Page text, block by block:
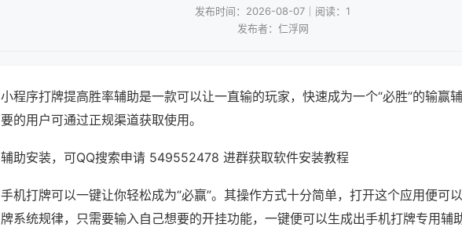
发布时间：2026-08-07｜阅读：1
发布者：仁浮网
小程序打牌提高胜率辅助是一款可以让一直输的玩家，快速成为一个“必胜”的输赢
要的用户可通过正规渠道获取使用。
辅助安装，可QQ搜索申请 549552478 进群获取软件安装教程
手机打牌可以一键让你轻松成为“必赢”。其操作方式十分简单，打开这个应用便可
牌系统规律，只需要输入自己想要的开挂功能，一键便可以生成出手机打牌专用辅